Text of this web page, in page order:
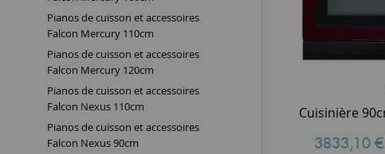
Pianos de cuisson et accessoires
Falcon Mercury 110cm
Pianos de cuisson et accessoires
Falcon Mercury 120cm
Pianos de cuisson et accessoires
Falcon Nexus 110cm
Pianos de cuisson et accessoires
Falcon Nexus 90cm
3833,10 €